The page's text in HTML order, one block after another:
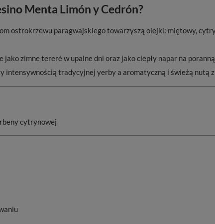
Menta Limón y Cedrón?
ostrokrzewu paragwajskiego towarzyszą olejki: miętowy,
jako zimne tereré w upalne dni oraz jako ciepły napar na
intensywnością tradycyjnej yerby a aromatyczną i świeżą nutą
cytrynowej